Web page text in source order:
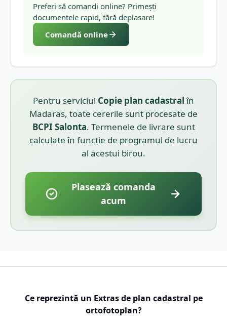
Preferi să comandi online? Primești
documentele rapid, fără deplasare!
Comandă online
Pentru serviciul Copie plan cadastralîn
Madaras, toate cererile sunt procesate de
BCPI Salonta. Termenele de livrare sunt
calculate în funcție de programul de lucru
al acestui birou.
Plasează comanda
acum
Ce reprezintă un Extras de plan cadastral pe
ortofotoplan?